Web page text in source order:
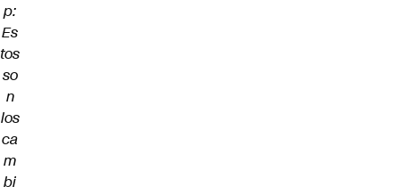
p:
Es
tos
so
n
los
ca
m
bi